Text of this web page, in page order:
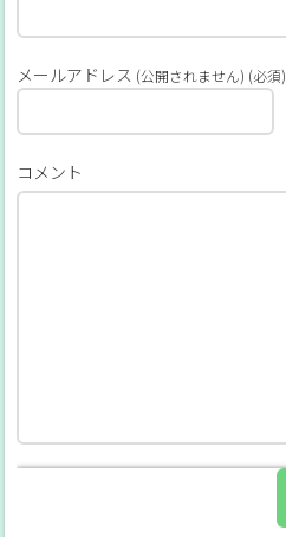
メールアドレス (公開されません) (必須)
コメント